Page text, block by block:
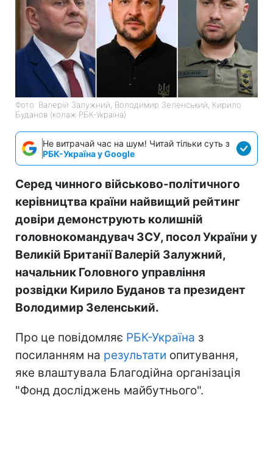
Фото: Валерій Залужний, Володимир Зеленський, Кирило
Буданов (колаж РБК-Україна)
Не витрачай час на шум! Читай тільки суть з
РБК-Україна у Google
Серед чинного військово-політичного
керівництва країни найвищий рейтинг
довіри демонструють колишній
головнокомандувач ЗСУ, посол України у
Великій Британії Валерій Залужний,
начальник Головного управління
розвідки Кирило Буданов та президент
Володимир Зеленський.
Про це повідомляє РБК-Україна з
посиланням на результати опитування,
яке влаштувала Благодійна організація
"Фонд досліджень майбутнього".